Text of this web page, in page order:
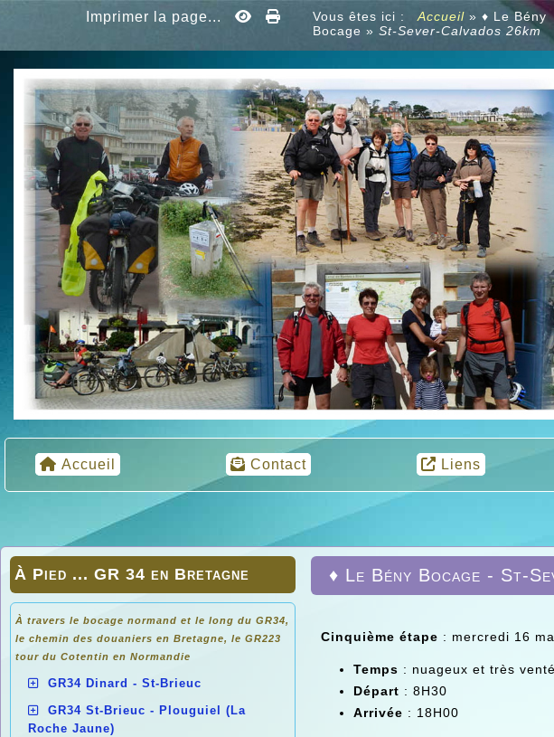
Imprimer la page... Vous êtes ici : Accueil » ♦ Le Bény
Bocage » St-Sever-Calvados 26km
Accueil Contact Liens
À Pied ... GR 34 en Bretagne
À travers le bocage normand et le long du GR34,
le chemin des douaniers en Bretagne, le GR223
tour du Cotentin en Normandie
GR34 Dinard - St-Brieuc
GR34 St-Brieuc - Plouguiel (La
Roche Jaune)
♦ Le Bény Bocage - St-
Cinquième étape : mercredi 16
Temps : nuageux et très
Départ : 8H30
Arrivée : 18H00